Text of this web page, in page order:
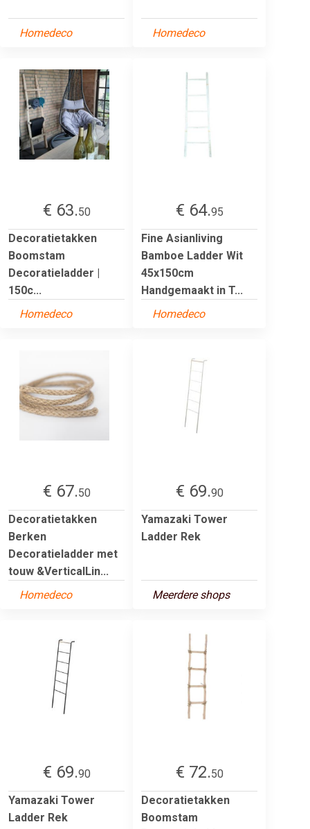
Homedeco Homedeco
€ 63.50
Decoratietakken
Boomstam
Decoratieladder |
150c...
Homedeco
€ 64.95
Fine Asianliving
Bamboe Ladder Wit
45x150cm
Handgemaakt in T...
Homedeco
€ 67.50
Decoratietakken
Berken
Decoratieladder met
touw &VerticalLin...
Homedeco
€ 69.90
Yamazaki Tower
Ladder Rek
Meerdere shops
€ 69.90
Yamazaki Tower
Ladder Rek
€ 72.50
Decoratietakken
Boomstam